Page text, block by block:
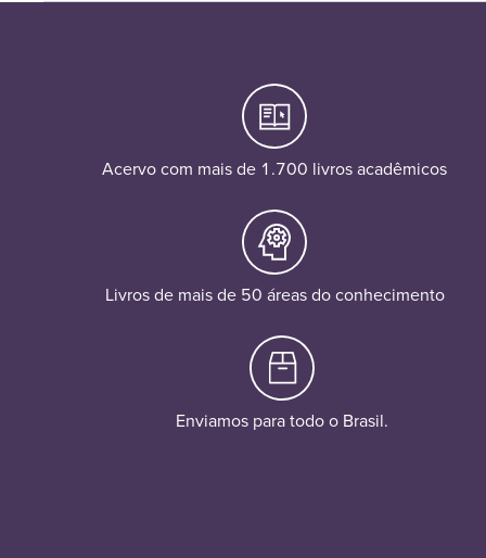
Acervo com mais de 1.700 livros acadêmicos
Livros de mais de 50 áreas do conhecimento
Enviamos para todo o Brasil.